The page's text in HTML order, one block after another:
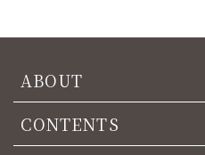
ABOUT
CONTENTS